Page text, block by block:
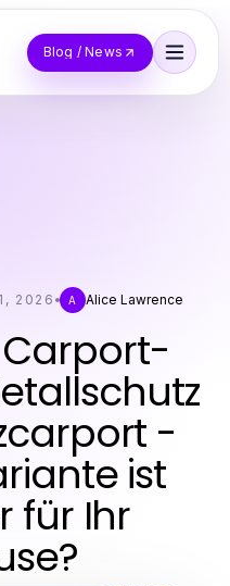
Blog / News
2026 A Alice Lawrence
-
ist
für Ihr